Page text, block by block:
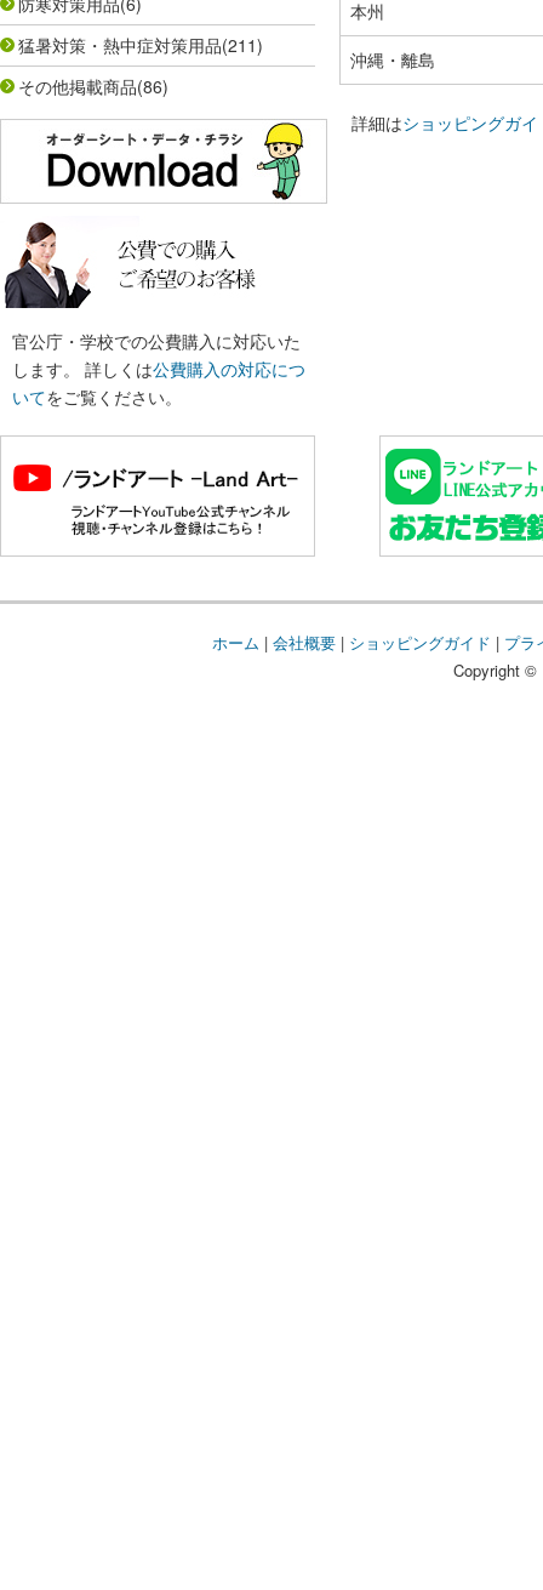
猛暑対策・熱中症対策用品(211)
その他掲載商品(86)
官公庁・学校での公費購入に対応いた
します。 詳しくは公費購入の対応につ
いてをご覧ください。
本州
沖縄・離島
詳細はショッピングガイ
ホーム | 会社概要| ショッピングガイド | プラ
Copyright ©